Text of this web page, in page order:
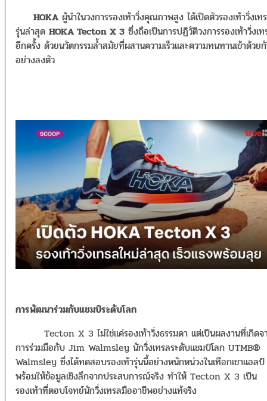
HOKA ผู้นำในวงการรองเท้าวิ่งคุณภาพสูง ได้เปิดตัวรองเท้าวิ่งเท
รุ่นล่าสุด HOKA Tecton X 3 ซึ่งถือเป็นการปฏิวัติวงการรองเท้าวิ่งเ
อีกครั้ง ด้วยนวัตกรรมล้ำสมัยที่ผสานความเร็วและความทนทานเข้าด้วย
อย่างลงตัว
การพัฒนาร่วมกับแชมป์ระดับโลก
Tecton X 3 ไม่ใช่แค่รองเท้าวิ่งธรรมดา แต่เป็นผลงานที่เกิดจ
การร่วมมือกับ Jim Walmsley นักวิ่งเทรลระดับแชมป์โลก UTMB®
Walmsley ซึ่งได้ทดสอบรองเท้ารุ่นนี้อย่างหนักหน่วงในเทือกเขาแอลป์
พร้อมให้ข้อมูลเชิงลึกจากประสบการณ์จริง ทำให้ Tecton X 3 เป็น
รองเท้าที่ตอบโจทย์นักวิ่งเทรลมืออาชีพอย่างแท้จริง